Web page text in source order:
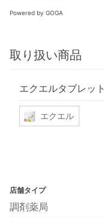
Powered by GOGA
取り扱い商品
エクエルタブレット
エクエル
店舗タイプ
調剤薬局